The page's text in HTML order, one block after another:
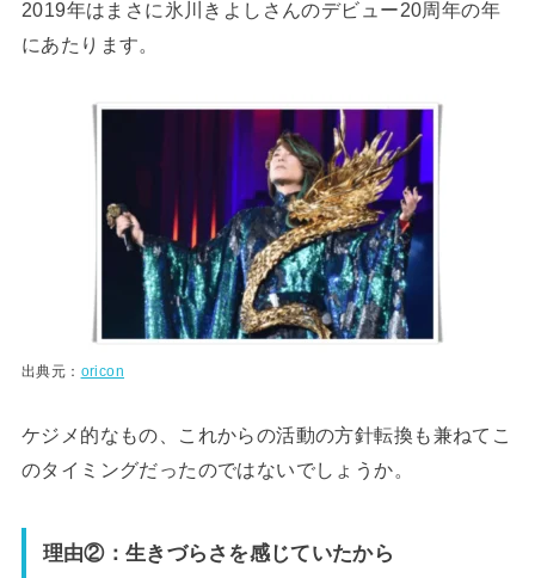
2019年はまさに氷川きよしさんのデビュー20周年の年
にあたります。
出典元： oricon
ケジメ的なもの、これからの活動の方針転換も兼ねてこ
のタイミングだったのではないでしょうか。
理由②：生きづらさを感じていたから